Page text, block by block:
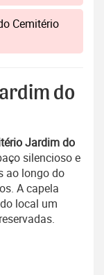
Cemitério
do
Jardim do
silencioso e
ao longo do
A capela
local um